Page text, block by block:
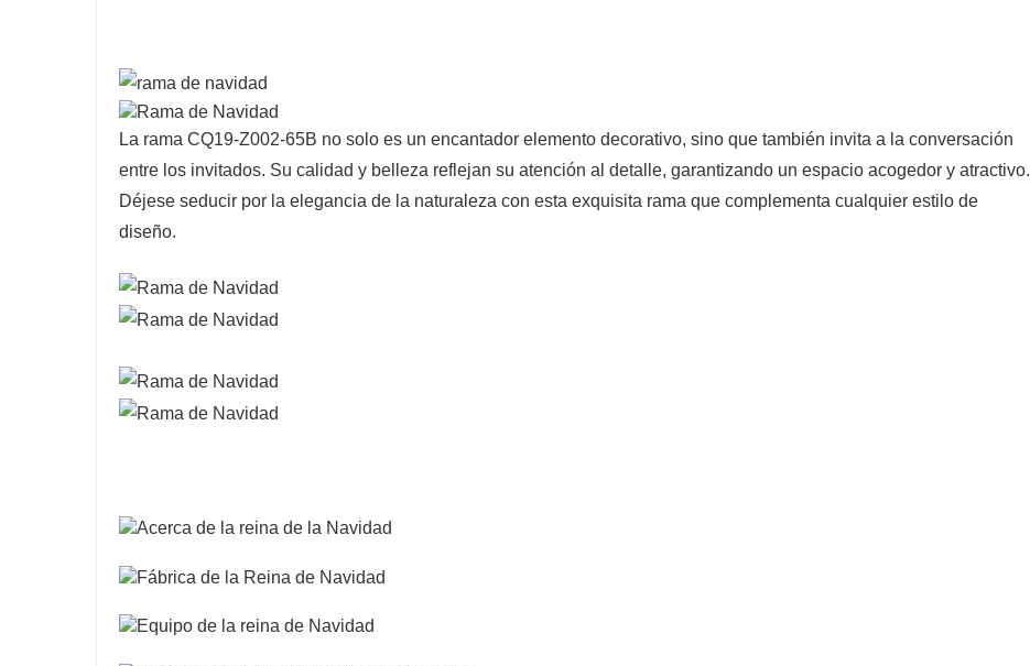
La rama CQ19-Z002-65B no solo es un encantador elemento decorativo, sino que también invita a la conversación
entre los invitados. Su calidad y belleza reflejan su atención al detalle, garantizando un espacio acogedor y atractivo.
Déjese seducir por la elegancia de la naturaleza con esta exquisita rama que complementa cualquier estilo de
diseño.